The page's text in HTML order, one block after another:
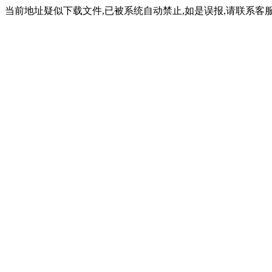
当前地址疑似下载文件,已被系统自动禁止,如是误报,请联系客